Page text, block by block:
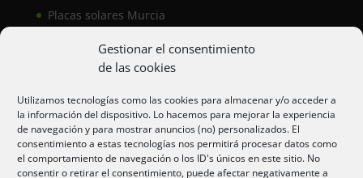
Gestionar el consentimiento
de las cookies
Utilizamos tecnologías como las cookies para almacenar y/o acceder a
la información del dispositivo. Lo hacemos para mejorar la experiencia
de navegación y para mostrar anuncios (no) personalizados. El
consentimiento a estas tecnologías nos permitirá procesar datos como
el comportamiento de navegación o los ID's únicos en este sitio. No
consentir o retirar el consentimiento, puede afectar negativamente a
Placas solares Murcia
Aire acondicionado Alicante
Aire acondicionador Murcia
Aire acondicionado San Juan